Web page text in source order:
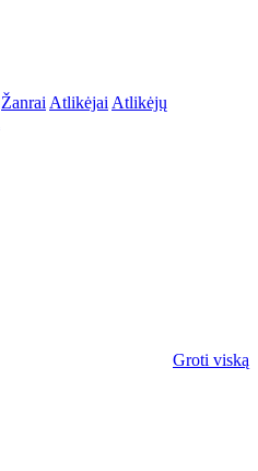
Žanrai Atlikėjai Atlikėjų
Groti viską